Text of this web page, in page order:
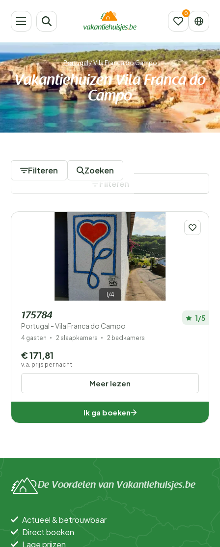
Portugal/Vila Franca do Campo
Vakantiehuizen Vila Franca do
Campo
Filteren Zoeken
Je vakantie
Kies reisdata en je gezelschap
Aantal gasten?
Afstand 1
Prijs
Populaire filters
Mindervaliden
Filteren
1/4
175784
Portugal - Vila Franca do Campo
1/5
4 gasten 2 slaapkamers 2 badkamers
Meer lezen
€ 171,81
v.a. prijs per nacht
Ik ga boeken
De Voordelen van Vakantiehuisjes.be
Actueel & betrouwbaar
Direct boeken
Lage prijzen